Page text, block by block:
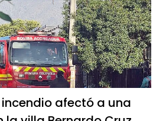
afectó a una